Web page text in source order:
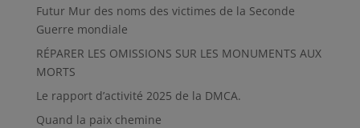
Futur Mur des noms des victimes de la Seconde
Guerre mondiale
RÉPARER LES OMISSIONS SUR LES MONUMENTS AUX
MORTS
Le rapport d’activité 2025 de la DMCA.
Quand la paix chemine